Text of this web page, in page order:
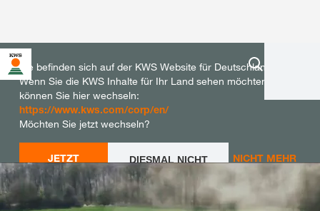
Sie befinden sich auf der KWS Website für Deutschland.
Wenn Sie die KWS Inhalte für Ihr Land sehen möchten,
können Sie hier wechseln:
https://www.kws.com/corp/en/
Möchten Sie jetzt wechseln?
JETZT
WECHSELN
DIESMAL NICHT
WECHSELN
NICHT MEHR
FRAGEN